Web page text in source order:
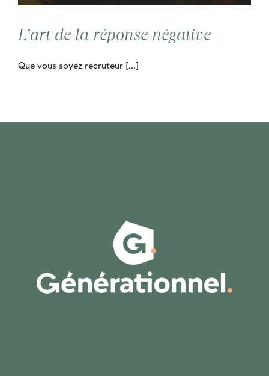
L’art de la réponse négative
Que vous soyez recruteur [...]